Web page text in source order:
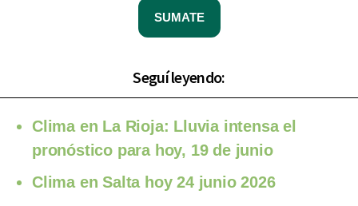
SUMATE
Seguí leyendo:
Clima en La Rioja: Lluvia intensa el
pronóstico para hoy, 19 de junio
Clima en Salta hoy 24 junio 2026